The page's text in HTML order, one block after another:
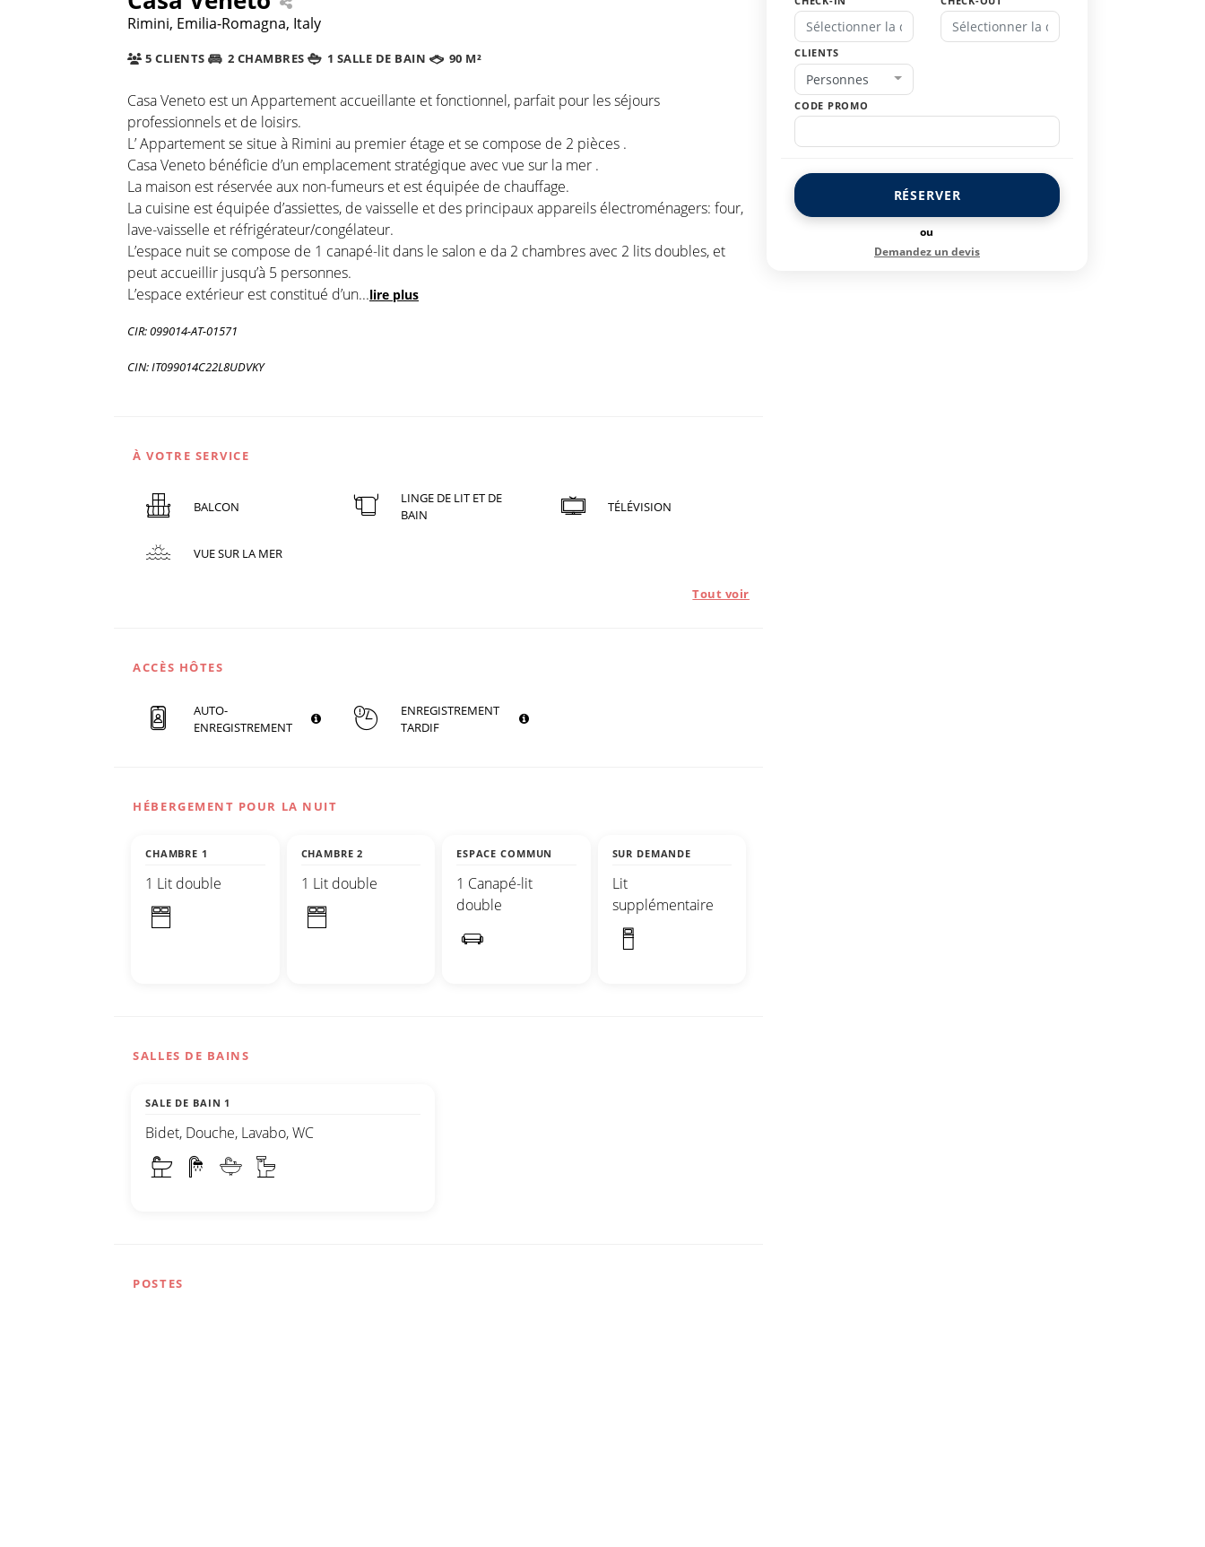
Rimini, Emilia-Romagna, Italy
5 CLIENTS 2 CHAMBRES 1 SALLE DE BAIN 90 M²
Casa Veneto est un Appartement accueillante et fonctionnel, parfait pour les séjours
professionnels et de loisirs.
L’ Appartement se situe à Rimini au premier étage et se compose de 2 pièces .
Casa Veneto bénéficie d’un emplacement stratégique avec vue sur la mer .
La maison est réservée aux non-fumeurs et est équipée de chauffage.
La cuisine est équipée d’assiettes, de vaisselle et des principaux appareils électroménagers: four,
lave-vaisselle et réfrigérateur/congélateur.
L’espace nuit se compose de 1 canapé-lit dans le salon e da 2 chambres avec 2 lits doubles, et
peut accueillir jusqu’à 5 personnes.
L’espace extérieur est constitué d’un...lire plus
CIR: 099014-AT-01571
CIN: IT099014C22L8UDVKY
À VOTRE SERVICE
BALCON
LINGE DE LIT ET DE
BAIN
TÉLÉVISION
VUE SUR LA MER
Tout voir
ACCÈS HÔTES
AUTO-
ENREGISTREMENT
ENREGISTREMENT
TARDIF
HÉBERGEMENT POUR LA NUIT
CHAMBRE 1
1 Lit double
CHAMBRE 2
1 Lit double
ESPACE COMMUN
1 Canapé-lit
double
SUR DEMANDE
Lit
supplémentaire
SALLES DE BAINS
SALE DE BAIN 1
Bidet, Douche, Lavabo, WC
POSTES
CLIENTS
Personnes
CODE PROMO
RÉSERVER
ou
Demandez un devis